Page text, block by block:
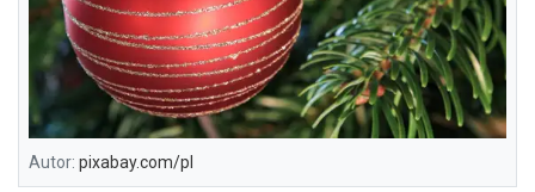
Autor: pixabay.com/pl